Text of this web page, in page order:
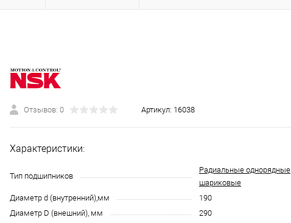
Отзывов: 0 Артикул: 16038
Характеристики:
Тип подшипников
Радиальные однорядные
шариковые
Диаметр d (внутренний),мм
190
Диаметр D (внешний), мм
290